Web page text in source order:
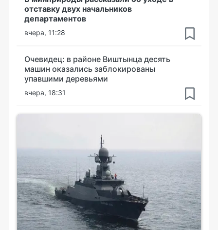
отставку двух начальников
департаментов
вчера, 11:28
Очевидец: в районе Виштынца десять
машин оказались заблокированы
упавшими деревьями
вчера, 18:31